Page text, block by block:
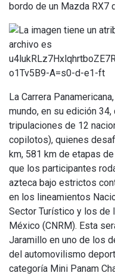
bordo de un Mazda RX7
La Carrera
mundo, en su edición
tripulaciones de 12
copilotos), quienes
km, 581 km de etapas
que los participantes
azteca bajo estrictos
en los lineamientos
Sector Turístico y los de
México (CNRM). Esta
Jaramillo en uno de los
del automovilismo
categoría Mini Panam